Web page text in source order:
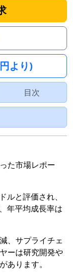
より)
目次
た市場レポー
と評価され、
年平均成長率は
、サプライチェ
ーは研究開発や
あります。